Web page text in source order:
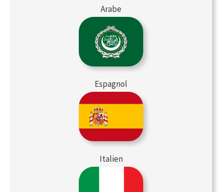
Arabe
Espagnol
Italien